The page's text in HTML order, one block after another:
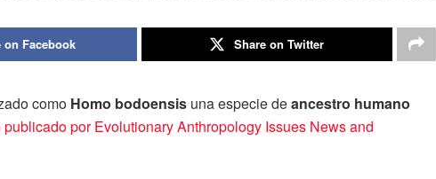
on Facebook Share on Twitter
como Homo bodoensis una especie deancestro humano
publicado por Evolutionary Anthropology Issues News and